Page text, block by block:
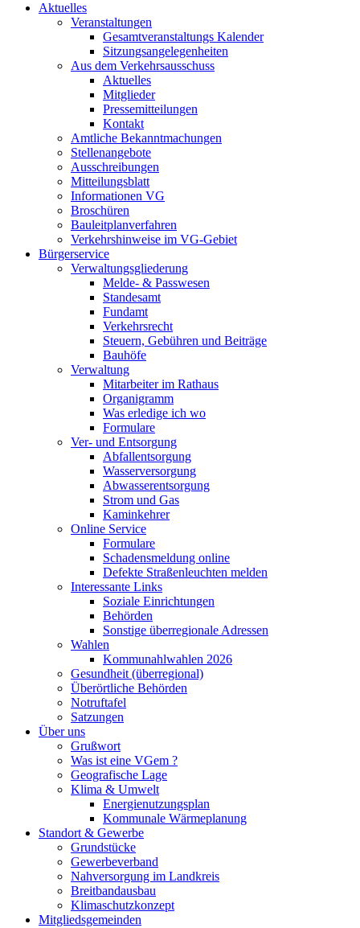
Aktuelles
Veranstaltungen
Gesamtveranstaltungs Kalender
Sitzungsangelegenheiten
Aus dem Verkehrsausschuss
Aktuelles
Mitglieder
Pressemitteilungen
Kontakt
Amtliche Bekanntmachungen
Stellenangebote
Ausschreibungen
Mitteilungsblatt
Informationen VG
Broschüren
Bauleitplanverfahren
Verkehrshinweise im VG-Gebiet
Bürgerservice
Verwaltungsgliederung
Melde- & Passwesen
Standesamt
Fundamt
Verkehrsrecht
Steuern, Gebühren und Beiträge
Bauhöfe
Verwaltung
Mitarbeiter im Rathaus
Organigramm
Was erledige ich wo
Formulare
Ver- und Entsorgung
Abfallentsorgung
Wasserversorgung
Abwasserentsorgung
Strom und Gas
Kaminkehrer
Online Service
Formulare
Schadensmeldung online
Defekte Straßenleuchten melden
Interessante Links
Soziale Einrichtungen
Behörden
Sonstige überregionale Adressen
Wahlen
Kommunahlwahlen 2026
Gesundheit (überregional)
Überörtliche Behörden
Notruftafel
Satzungen
Über uns
Grußwort
Was ist eine VGem ?
Geografische Lage
Klima & Umwelt
Energienutzungsplan
Kommunale Wärmeplanung
Standort & Gewerbe
Grundstücke
Gewerbeverband
Nahversorgung im Landkreis
Breitbandausbau
Klimaschutzkonzept
Mitgliedsgemeinden